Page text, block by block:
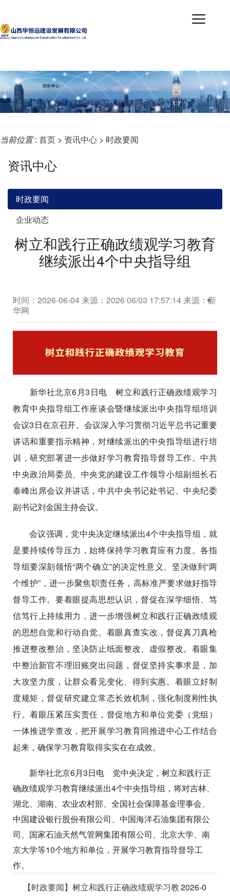
当前位置: 首页 > 资讯中心 > 时政要闻
资讯中心
时政要闻
企业动态
树立和践行正确政绩观学习教育
继续派出4个中央指导组
时间：2026-06-04来源：2026 06/03 17:57:14 来源：新
华网
新华社北京6月3日电 树立和践行正确政绩观学习
教育中央指导组工作座谈会暨继续派出中央指导组培训
会议3日在京召开。会议深入学习贯彻习近平总书记重要
讲话和重要指示精神，对继续派出的中央指导组进行培
训，研究部署进一步做好学习教育指导督导工作。中共
中央政治局委员、中央党的建设工作领导小组副组长石
泰峰出席会议并讲话，中共中央书记处书记、中央纪委
副书记刘金国主持会议。
会议强调，党中央决定继续派出4个中央指导组，就
是要持续传导压力，始终保持学习教育应有力度。各指
导组要深刻领悟“两个确立”的决定性意义、坚决做到“两
个维护”，进一步聚焦职责任务，高标准严要求做好指导
督导工作。要着眼提高思想认识，督促在深学细悟、笃
信笃行上持续用力，进一步增强树立和践行正确政绩观
的思想自觉和行动自觉。着眼真查实改，督促真刀真枪
推进整改整治，坚决防止纸面整改、虚假整改。着眼集
中整治新官不理旧账突出问题，督促坚持实事求是，加
大攻坚力度，让群众看见变化、得到实惠。着眼立好制
度规矩，督促研究建立常态长效机制，强化制度刚性执
行。着眼压紧压实责任，督促地方和单位党委（党组）
一体推进学查改，把开展学习教育同推进中心工作结合
起来，确保学习教育取得实实在在成效。
新华社北京6月3日电 党中央决定，树立和践行正
确政绩观学习教育继续派出4个中央指导组，将对吉林、
湖北、湖南、农业农村部、全国社会保障基金理事会、
中国建设银行股份有限公司、中国海洋石油集团有限公
司、国家石油天然气管网集团有限公司、北京大学、南
京大学等10个地方和单位，开展学习教育指导督导工
作。
【时政要闻】树立和践行正确政绩观学习教2026-0